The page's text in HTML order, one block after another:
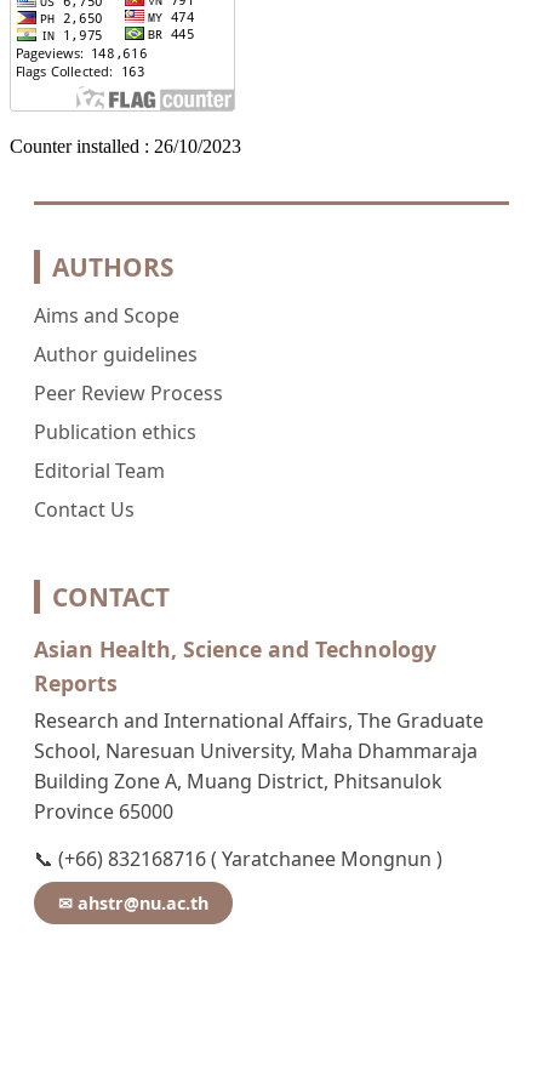
Counter installed : 26/10/2023
AUTHORS
Aims and Scope
Author guidelines
Peer Review Process
Publication ethics
Editorial Team
Contact Us
CONTACT
Asian Health, Science and Technology
Reports
Research and International Affairs, The Graduate
School, Naresuan University, Maha Dhammaraja
Building Zone A, Muang District, Phitsanulok
Province 65000
📞 (+66) 832168716 ( Yaratchanee Mongnun )
✉ ahstr@nu.ac.th